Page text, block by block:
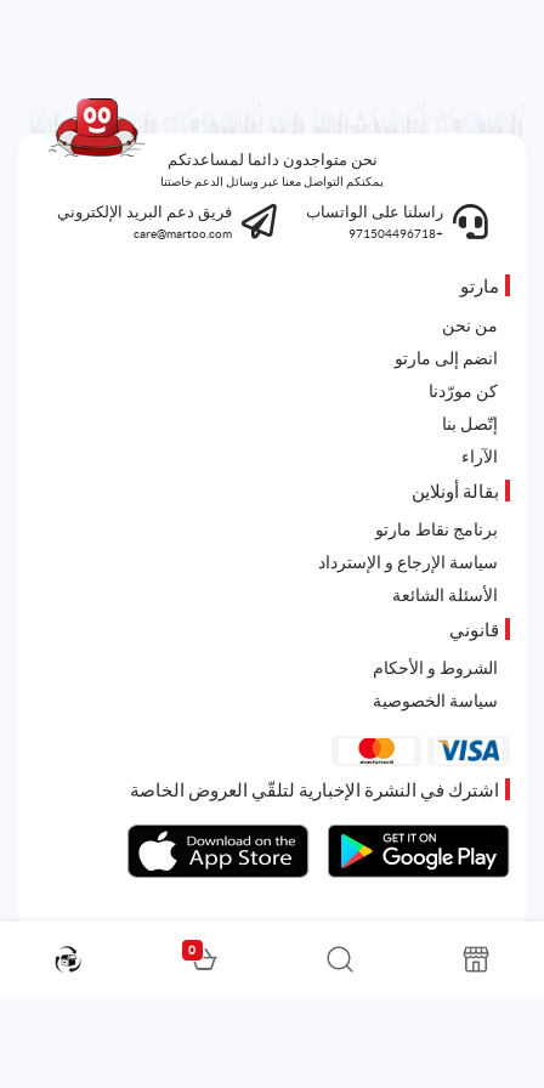
نحن متواجدون دائما لمساعدتكم
يمكنكم التواصل معنا عبر وسائل الدعم خاصتنا
راسلنا على الواتساب
+971504496718
فريق دعم البريد الإلكتروني
care@martoo.com
مارتو
من نحن
انضم إلى مارتو
كن مورّدنا
إتّصل بنا
الآراء
بقالة أونلاين
برنامج نقاط مارتو
سياسة الإرجاع و الإسترداد
الأسئلة الشائعة
قانوني
الشروط و الأحكام
سياسة الخصوصية
اشترك في النشرة الإخبارية لتلقّي العروض الخاصة
All rights reserved. Powered by Martoo © 2026
0